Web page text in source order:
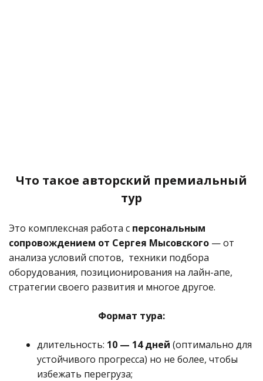
Что такое авторский премиальный
тур
Это комплексная работа с персональным
сопровождением от Сергея Мысовского — от
анализа условий спотов, техники подбора
оборудования, позиционирования на лайн-апе,
стратегии своего развития и многое другое.
Формат тура:
длительность: 10 — 14 дней (оптимально для
устойчивого прогресса) но не более, чтобы
избежать перегруза;